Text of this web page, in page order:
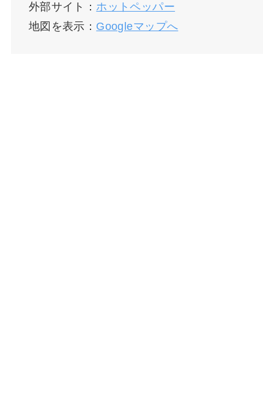
外部サイト： ホットペッパー
地図を表示： Googleマップへ